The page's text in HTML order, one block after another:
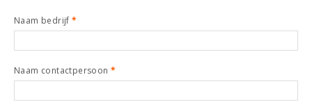
Naam bedrijf*
Naam contactpersoon *